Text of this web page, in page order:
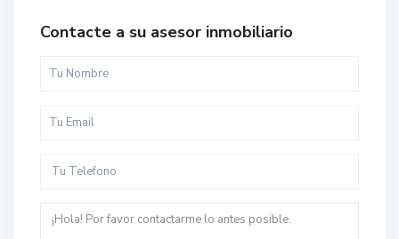
Contacte a su asesor inmobiliario